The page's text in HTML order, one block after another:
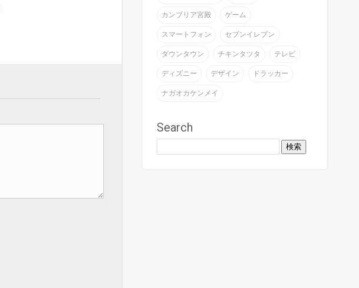
カンブリア宮殿 ゲーム
スマートフォン セブンイレブン
ダウンタウン チキンタツタ テレビ
ディズニー デザイン ドラッカー
ナガオカケンメイ
Search